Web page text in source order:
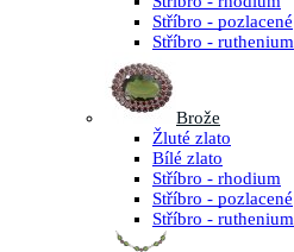
Stříbro - pozlacené
Stříbro - ruthenium
Brože
Žluté zlato
Bílé zlato
Stříbro - rhodium
Stříbro - pozlacené
Stříbro - ruthenium